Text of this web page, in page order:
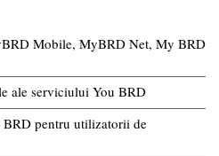
Mobile, MyBRD Net, My BRD
ale serviciului You BRD
BRD pentru utilizatorii de